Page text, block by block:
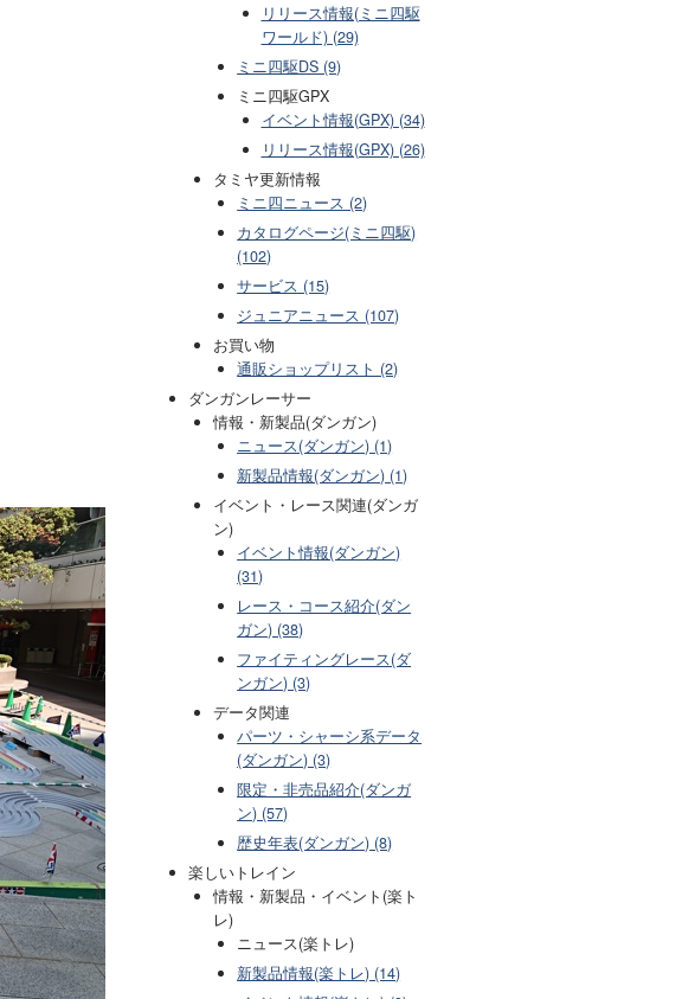
リリース情報(ミニ四駆
ワールド) (29)
ミニ四駆DS (9)
ミニ四駆GPX
イベント情報(GPX) (34)
リリース情報(GPX) (26)
タミヤ更新情報
ミニ四ニュース (2)
カタログページ(ミニ四駆)
(102)
サービス (15)
ジュニアニュース (107)
お買い物
通販ショップリスト (2)
ダンガンレーサー
情報・新製品(ダンガン)
ニュース(ダンガン) (1)
新製品情報(ダンガン) (1)
イベント・レース関連(ダンガ
ン)
イベント情報(ダンガン)
(31)
レース・コース紹介(ダン
ガン) (38)
ファイティングレース(ダ
ンガン) (3)
データ関連
パーツ・シャーシ系データ
(ダンガン) (3)
限定・非売品紹介(ダンガ
ン) (57)
歴史年表(ダンガン) (8)
楽しいトレイン
情報・新製品・イベント(楽ト
レ)
ニュース(楽トレ)
新製品情報(楽トレ) (14)